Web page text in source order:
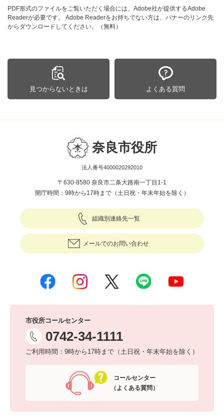
PDF形式のファイルをご覧いただく場合には、Adobe社が提供するAdobe
Readerが必要です。
Adobe Readerをお持ちでない方は、バナーのリンク先
からダウンロードしてください。（無料）
見つからないときは よくある質問
奈良市役所
法人番号4000020292010
〒630-8580 奈良市二条大路南一丁目1-1
開庁時間：9時から17時まで（土日祝・年末年始を除く）
組織別連絡先一覧
メールでのお問い合わせ
市役所コールセンター
0742-34-1111
ご利用時間：9時から17時まで（土日祝・年末年始を除く）
コールセンター
（よくある質問）